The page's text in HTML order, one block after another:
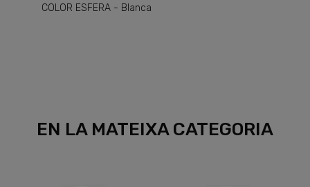
COLOR ESFERA - Blanca
EN LA MATEIXA CATEGORIA